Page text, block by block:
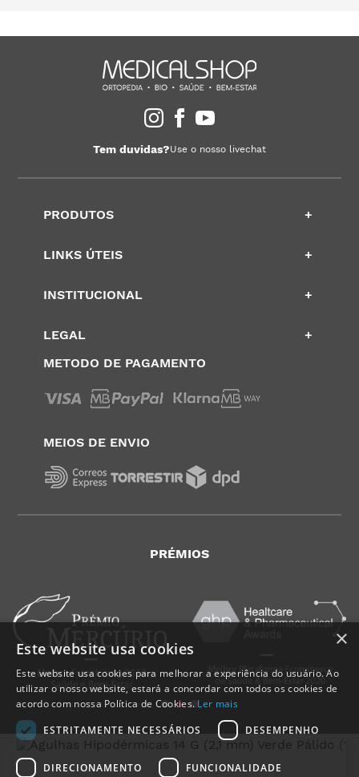
Tem duvidas?Use o nosso livechat
PRODUTOS +
LINKS ÚTEIS +
INSTITUCIONAL +
LEGAL
+
METODO DE PAGAMENTO
MEIOS DE ENVIO
PRÉMIOS
×
Este website usa cookies
Este website usa cookies para melhorar a experiência do usuário. Ao
utilizar o nosso website, estará a concordar com todos os cookies de
acordo com nossa Política de Cookies. Ler mais
ESTRITAMENTE NECESSÁRIOS
DESEMPENHO
DIRECIONAMENTO FUNCIONALIDADE